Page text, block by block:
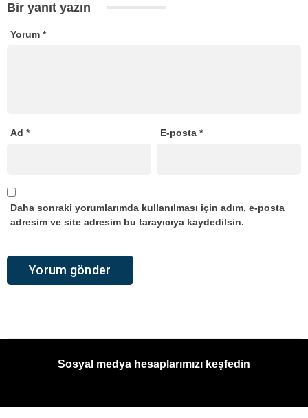
Bir yanıt yazın
Yorum *
Ad * E-posta*
Daha sonraki yorumlarımda kullanılması için adım, e-posta
adresim ve site adresim bu tarayıcıya kaydedilsin.
Sosyal medya hesaplarımızı keşfedin